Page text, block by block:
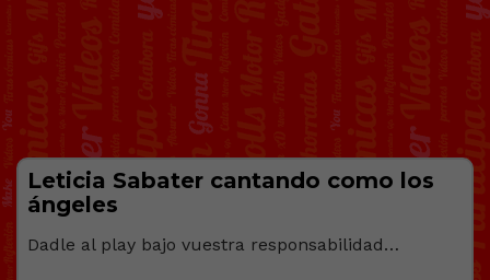
Leticia Sabater cantando como los
ángeles
Dadle al play bajo vuestra responsabilidad…